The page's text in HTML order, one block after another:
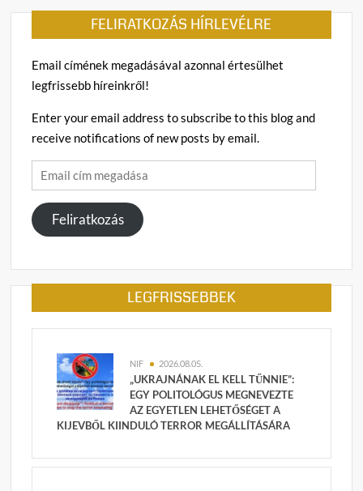
FELIRATKOZÁS HÍRLEVÉLRE
Email címének megadásával azonnal értesülhet
legfrissebb híreinkről!
Enter your email address to subscribe to this blog and
receive notifications of new posts by email.
Email
cím
megadása
Feliratkozás
LEGFRISSEBBEK
NIF 2026.08.05.
„UKRAJNÁNAK EL KELL TŰNNIE”:
EGY POLITOLÓGUS MEGNEVEZTE
AZ EGYETLEN LEHETŐSÉGET A
KIJEVBŐL KIINDULÓ TERROR MEGÁLLÍTÁSÁRA